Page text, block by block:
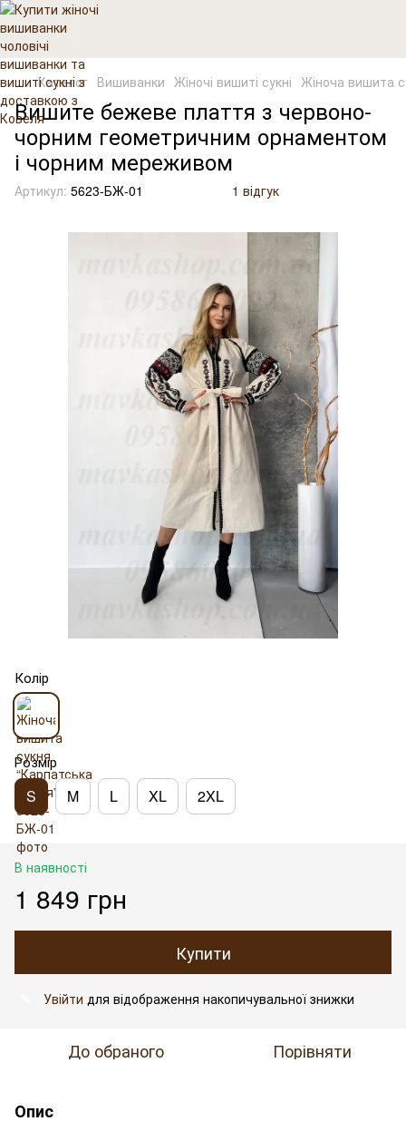
Каталог Вишиванки Жіночі вишиті сукні Жіноча вишита
Вишите бежеве плаття з червоно-
чорним геометричним орнаментом
і чорним мереживом
Артикул: 5623-БЖ-01 1 відгук
Колір
Розмір
S M L XL 2XL
В наявності
1 849 грн
Купити
Увійти для відображення накопичувальної знижки
До обраного Порівняти
Опис